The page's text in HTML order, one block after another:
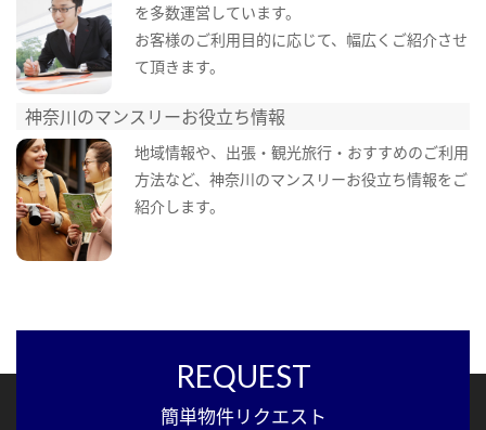
を多数運営しています。
お客様のご利用目的に応じて、幅広くご紹介させ
て頂きます。
神奈川のマンスリーお役立ち情報
地域情報や、出張・観光旅行・おすすめのご利用
方法など、神奈川のマンスリーお役立ち情報をご
紹介します。
REQUEST
簡単物件リクエスト